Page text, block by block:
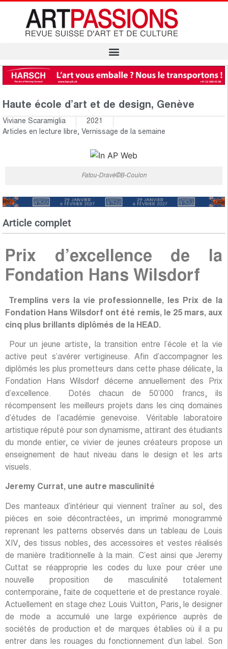
Haute école d’art et de design, Genève
Viviane Scaramiglia
2021
Articles en lecture libre, Vernissage de la semaine
Fatou-Dravé©B-Coulon
Article complet
Prix d’excellence de la
Fondation Hans Wilsdorf
Tremplins vers la vie professionnelle, les Prix de la
Fondation Hans Wilsdorf ont été remis, le 25 mars, aux
cinq plus brillants diplômés de la HEAD.
Pour un jeune artiste, la transition entre l’école et la vie
active peut s’avérer vertigineuse. Afin d’accompagner les
diplômés les plus prometteurs dans cette phase délicate, la
Fondation Hans Wilsdorf décerne annuellement des Prix
d’excellence. Dotés chacun de 50’000 francs, ils
récompensent les meilleurs projets dans les cinq domaines
d’études de l’académie genevoise. Véritable laboratoire
artistique réputé pour son dynamisme, attirant des étudiants
du monde entier, ce vivier de jeunes créateurs propose un
enseignement de haut niveau dans le design et les arts
visuels.
Jeremy Currat, une autre masculinité
Des manteaux d’intérieur qui viennent traîner au sol, des
pièces en soie décontractées, un imprimé monogrammé
reprenant les patterns observés dans un tableau de Louis
XIV, des tissus nobles, des accessoires et vestes réalisés
de manière traditionnelle à la main. C’est ainsi que Jeremy
Cuttat se réapproprie les codes du luxe pour créer une
nouvelle proposition de masculinité totalement
contemporaine, faite de coquetterie et de prestance royale.
Actuellement en stage chez Louis Vuitton, Paris, le designer
de mode a accumulé une large expérience auprès de
sociétés de production et de marques établies où il a pu
entrer dans les rouages du fonctionnement d’un label. Son